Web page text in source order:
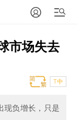
市场失去
T中
现负增长，只是